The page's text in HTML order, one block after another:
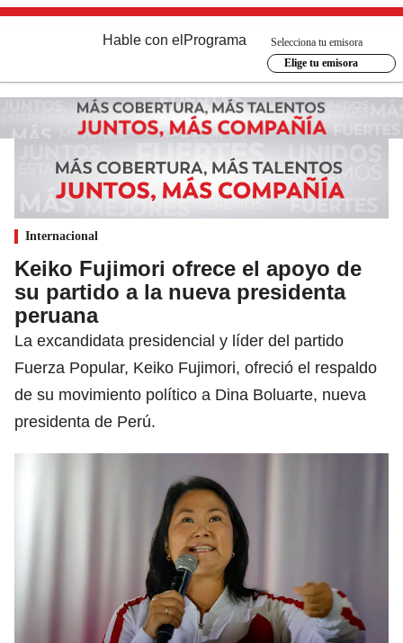
Hable con el Programa
Selecciona tu emisora
Elige tu emisora
Internacional
Keiko Fujimori ofrece el apoyo de
su partido a la nueva presidenta
peruana
La excandidata presidencial y líder del partido
Fuerza Popular, Keiko Fujimori, ofreció el respaldo
de su movimiento político a Dina Boluarte, nueva
presidenta de Perú.